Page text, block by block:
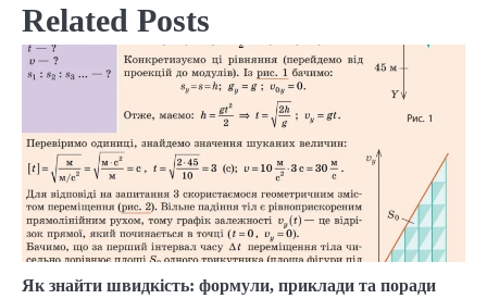
Related Posts
Як знайти швидкість: формули, приклади та поради